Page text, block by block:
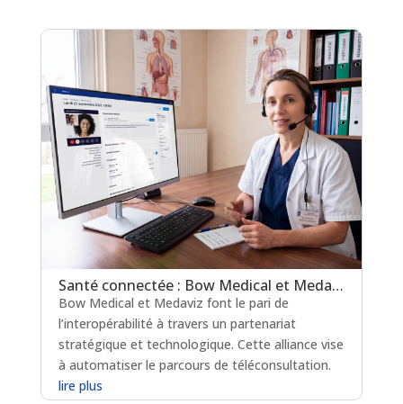
Santé connectée : Bow Medical et Medaviz scellent une alliance technologique
Bow Medical et Medaviz font le pari de
l’interopérabilité à travers un partenariat
stratégique et technologique. Cette alliance vise
à automatiser le parcours de téléconsultation.
lire plus